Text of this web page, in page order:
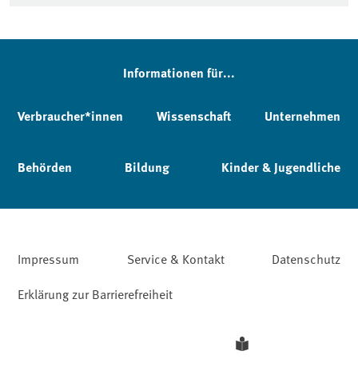
Informationen für...
Verbraucher*innen Wissenschaft Unternehmen
Behörden Bildung Kinder & Jugendliche
Impressum Service & Kontakt
Datenschutz
Erklärung zur Barrierefreiheit